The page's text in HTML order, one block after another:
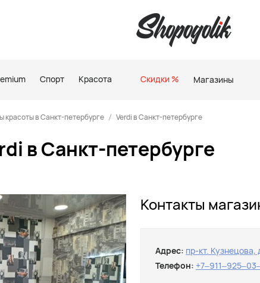
Спорт Красота Скидки % Магазины
красоты в Санкт-петербурге Verdi в Санкт-петербурге
в Санкт-петербурге
Контакты
Адрес: пр-кт. Кузнецова,
Телефон: